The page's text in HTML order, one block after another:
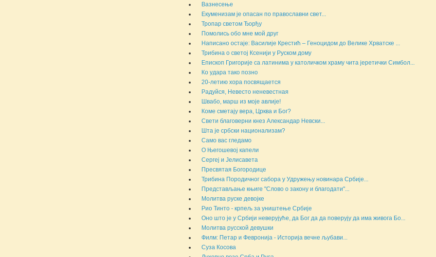
Вазнесење
Екуменизам је опасан по православни свет...
Тропар светом Ђорђу
Помолись обо мне мой друг
Написано остаје: Василије Крестић – Геноцидом до Велике Хрватске ...
Трибина о светој Ксенији у Руском дому
Епископ Григорије са латинима у католичком храму чита јеретички Симбол...
Ко удара тако позно
20-летию хора посвящается
Радуйся, Невесто неневестная
Швабо, марш из моје авлије!
Коме сметају вера, Црква и Бог?
Свети благоверни кнез Александар Невски...
Шта је србски национализам?
Само вас гледамо
О Његошевој капели
Сергеј и Јелисавета
Пресвятая Богородице
Трибина Породичног сабора у Удружењу новинара Србије...
Представљање књиге "Слово о закону и благодати"...
Молитва руске девојке
Рио Тинто - крпељ за уништење Србије
Оно што је у Србији неверујуће, да Бог да да поверују да има живога Бо...
Молитва русской девушки
Филм: Петар и Февронија - Историја вечне љубави...
Суза Косова